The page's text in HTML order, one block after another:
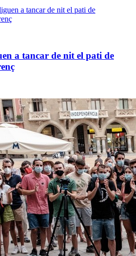
a tancar de nit el pati de